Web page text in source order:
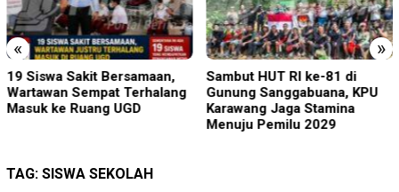
« »
19 Siswa Sakit Bersamaan,
Wartawan Sempat Terhalang
Masuk ke Ruang UGD
Sambut HUT RI ke-81 di
Gunung Sanggabuana, KPU
Karawang Jaga Stamina
Menuju Pemilu 2029
TAG: SISWA SEKOLAH